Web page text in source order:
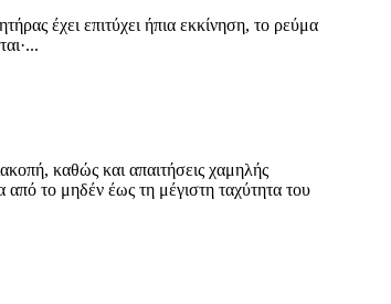
έχει επιτύχει ήπια εκκίνηση, το ρεύμα
καθώς και απαιτήσεις χαμηλής
από το μηδέν έως τη μέγιστη ταχύτητα του